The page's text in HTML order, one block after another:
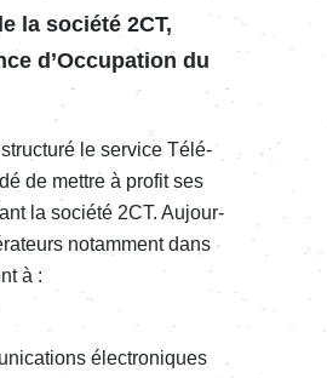
la société 2CT,
d’Oc­cu­pa­tion du
le service Télé­
de mettre à profit ses
la société 2CT. Aujour­
notam­ment dans
à :
élec­tro­niques